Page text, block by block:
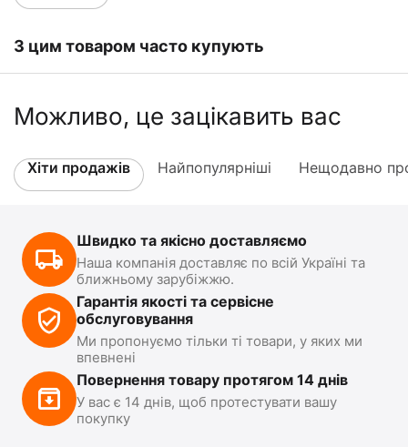
З цим товаром часто купують
Можливо, це зацікавить вас
Хіти продажів Найпопулярніші Нещодавно
Швидко та якісно доставляємо
Наша компанія доставляє по всій Україні та
ближньому зарубіжжю.
Гарантія якості та сервісне
обслуговування
Ми пропонуємо тільки ті товари, у яких ми
впевнені
Повернення товару протягом 14 днів
У вас є 14 днів, щоб протестувати вашу
покупку